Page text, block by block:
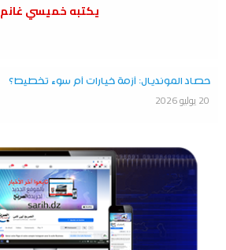
يكتبه خميسي غانم
حصاد المونديال: أزمة خيارات أم سوء تخطيط؟
20 يوليو 2026